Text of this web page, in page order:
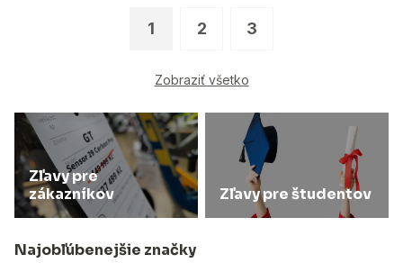
1 2 3
Zobraziť všetko
Zľavy pre
zákazníkov
Zľavy pre študentov
Najobľúbenejšie značky